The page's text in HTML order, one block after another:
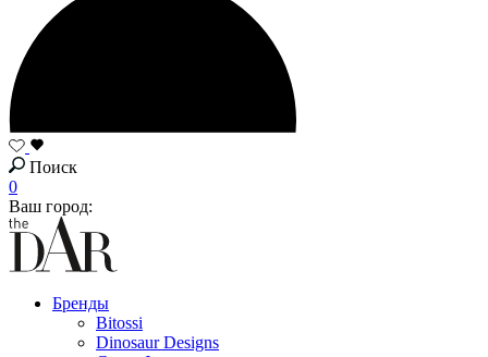
Поиск
0
Ваш город:
Бренды
Bitossi
Dinosaur Designs